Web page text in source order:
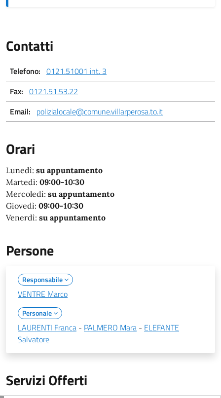
Contatti
Telefono: 0121.51001 int. 3
Fax: 0121.51.53.22
Email: polizialocale@comune.villarperosa.to.it
Orari
Lunedì: su appuntamento
Martedì: 09:00-10:30
Mercoledì: su appuntamento
Giovedì: 09:00-10:30
Venerdì: su appuntamento
Persone
Responsabile
VENTRE Marco
Personale
LAURENTI Franca - PALMERO Mara - ELEFANTE
Salvatore
Servizi Offerti